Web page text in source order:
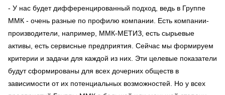
- У нас будет дифференцированный подход, ведь в Группе
ММК - очень разные по профилю компании. Есть компании-
производители, например, ММК-МЕТИЗ, есть сырьевые
активы, есть сервисные предприятия. Сейчас мы формируем
критерии и задачи для каждой из них. Эти целевые показатели
будут сформированы для всех дочерних обществ в
зависимости от их потенциальных возможностей. Но у всех